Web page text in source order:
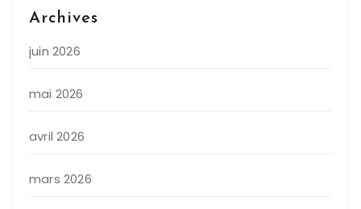
Archives
juin 2026
mai 2026
avril 2026
mars 2026